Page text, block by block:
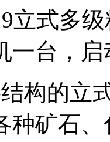
立式多
一台，
构的立
种矿石